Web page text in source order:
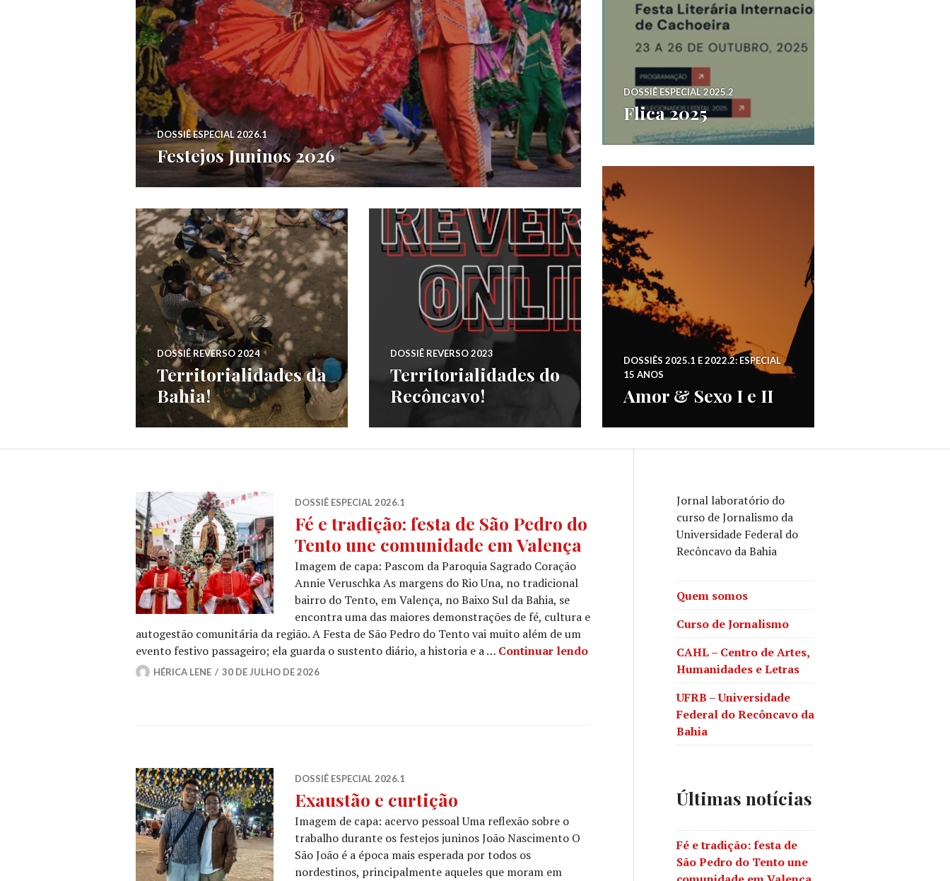
DOSSIÊ ESPECIAL 2026.1
Festejos Juninos 2026
DOSSIÊ ESPECIAL 2025.2
Flica 2025
DOSSIÊS 2025.1 E 2022.2: ESPECIAL
15 ANOS
Amor & Sexo I e II
DOSSIÊ REVERSO 2024
Territorialidades da
Bahia!
DOSSIÊ REVERSO 2023
Territorialidades do
Recôncavo!
DOSSIÊ ESPECIAL 2026.1
Fé e tradição: festa de São Pedro do
Tento une comunidade em Valença
Imagem de capa: Pascom da Paroquia Sagrado Coração
Annie Veruschka As margens do Rio Una, no tradicional
bairro do Tento, em Valença, no Baixo Sul da Bahia, se
encontra uma das maiores demonstrações de fé, cultura e
autogestão comunitária da região. A Festa de São Pedro do Tento vai muito além de um
evento festivo passageiro; ela guarda o sustento diário, a historia e a … Continuar lendoFé e tradição: festa de São Pedro do Tento une comunidade em
HÉRICA LENE 30 DE JULHO DE 2026
DOSSIÊ ESPECIAL 2026.1
Exaustão e curtição
Imagem de capa: acervo pessoal Uma reflexão sobre o
trabalho durante os festejos juninos João Nascimento O
São João é a época mais esperada por todos os
nordestinos, principalmente aqueles que moram em
Jornal laboratório do
curso de Jornalismo da
Universidade Federal do
Recôncavo da Bahia
Quem somos
Curso de Jornalismo
CAHL – Centro de Artes,
Humanidades e Letras
UFRB – Universidade
Federal do Recôncavo da
Bahia
Últimas notícias
Fé e tradição: festa de
São Pedro do Tento une